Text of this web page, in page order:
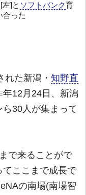
左]と ソフトバンク育
合った
た新潟・ 知野直
12月24日、新潟
30人が集まって
で来ることがで
てここまで成長で
の南場(南場智